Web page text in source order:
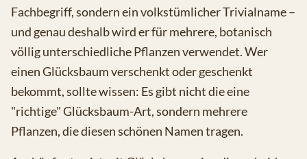
Fachbegriff, sondern ein volkstümlicher Trivialname –
und genau deshalb wird er für mehrere, botanisch
völlig unterschiedliche Pflanzen verwendet. Wer
einen Glücksbaum verschenkt oder geschenkt
bekommt, sollte wissen: Es gibt nicht die eine
"richtige" Glücksbaum-Art, sondern mehrere
Pflanzen, die diesen schönen Namen tragen.